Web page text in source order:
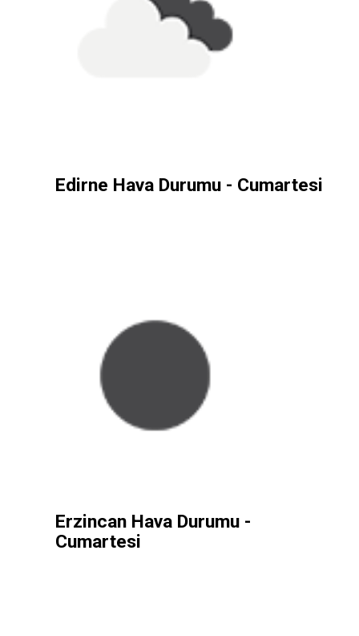
Edirne Hava Durumu - Cumartesi
Erzincan Hava Durumu -
Cumartesi